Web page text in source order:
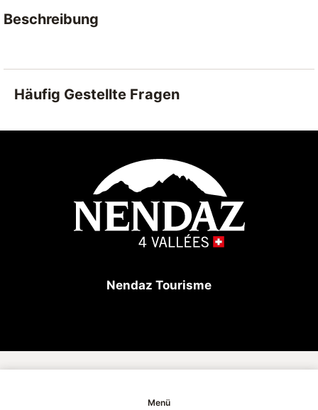
Menü
Beschreibung
UV-Strahlen schützt.
Häufig Gestellte Fragen
Nendaz Tourisme